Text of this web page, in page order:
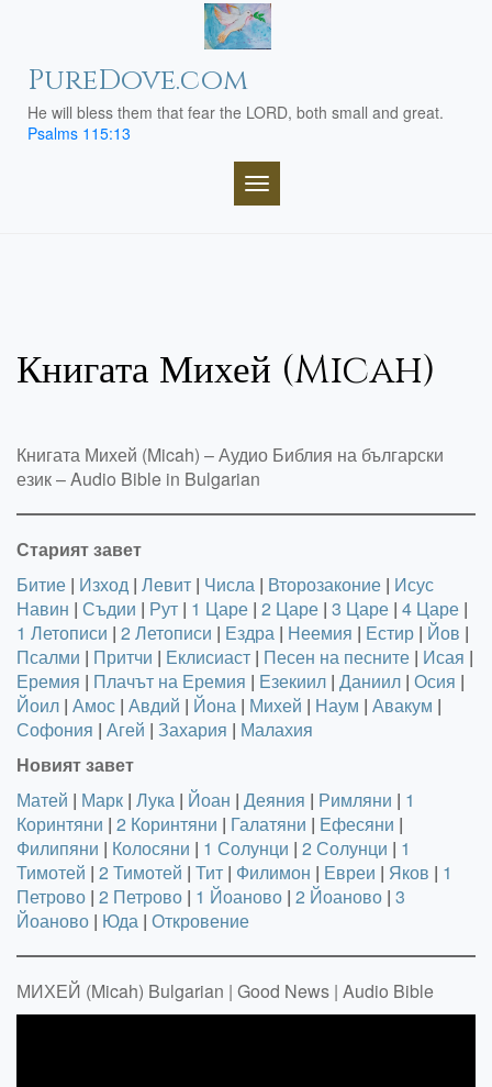
PureDove.com
He will bless them that fear the LORD, both small and great.
Psalms 115:13
TOGGLE NAVIGATION
Книгата Михей (Micah)
Книгата Михей (Micah) – Аудио Библия на български
език – Audio Bible in Bulgarian
Старият завет
Битие | Изход | Левит | Числа | Второзаконие | Исус
Навин | Съдии | Рут | 1 Царе | 2 Царе | 3 Царе | 4 Царе |
1 Летописи | 2 Летописи | Ездра | Неемия | Естир | Йов |
Псалми | Притчи | Еклисиаст | Песен на песните | Исая |
Еремия | Плачът на Еремия | Езекиил | Даниил | Осия |
Йоил | Амос | Авдий | Йона | Михей | Наум | Авакум |
Софония | Агей | Захария | Малахия
Новият завет
Матей | Марк | Лука | Йоан | Деяния | Римляни | 1
Коринтяни | 2 Коринтяни | Галатяни | Ефесяни |
Филипяни | Колосяни | 1 Солунци | 2 Солунци | 1
Тимотей | 2 Тимотей | Тит | Филимон | Евреи | Яков | 1
Петрово | 2 Петрово | 1 Йоаново | 2 Йоаново | 3
Йоаново | Юда | Откровение
МИХЕЙ (Micah) Bulgarian | Good News | Audio Bible